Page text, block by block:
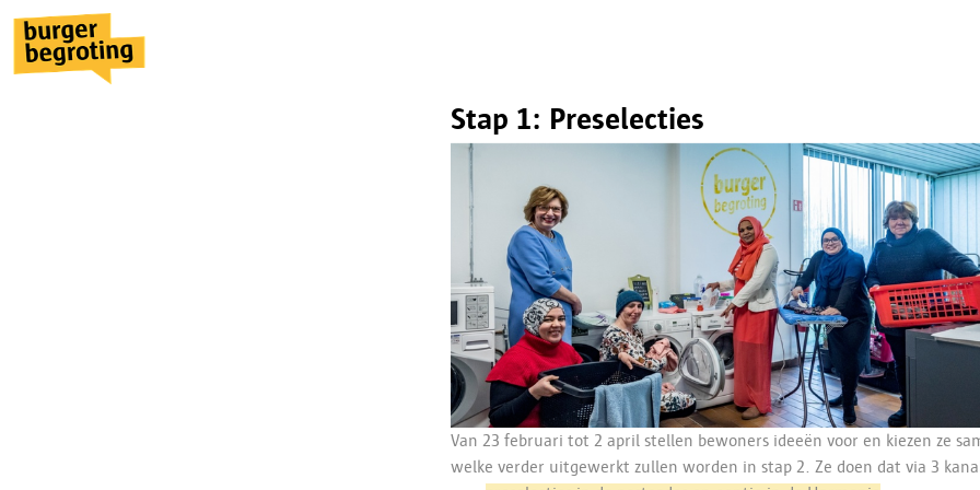
Stap 1: Preselecties
Van 23 februari tot 2 april stellen bewoners ideeën voor en kiezen ze
welke verder uitgewerkt zullen worden in stap 2. Ze doen dat via 3